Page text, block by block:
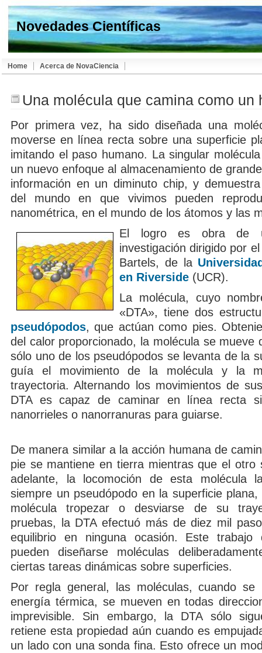
Novedades Científicas
Home Acerca de NovaCiencia
Una molécula que camina como un
Por primera vez, ha sido diseñada una
moverse en línea recta sobre una superficie
imitando el paso humano. La singular
un nuevo enfoque al almacenamiento de
información en un diminuto chip, y
del mundo en que vivimos pueden
nanométrica, en el mundo de los átomos y las
El logro es obra de
investigación dirigido por
Bartels, de la
en Riverside (UCR).
La molécula, cuyo
«DTA», tiene dos
pseudópodos, que actúan como pies.
del calor proporcionado, la molécula se mueve
sólo uno de los pseudópodos se levanta de la
guía el movimiento de la molécula y la
trayectoria. Alternando los movimientos de
DTA es capaz de caminar en línea recta
nanorrieles o nanorranuras para guiarse.
De manera similar a la acción humana de
pie se mantiene en tierra mientras que el otro
adelante, la locomoción de esta molécula
siempre un pseudópodo en la superficie
molécula tropezar o desviarse de su
pruebas, la DTA efectuó más de diez mil
equilibrio en ninguna ocasión. Este trabajo
pueden diseñarse moléculas
ciertas tareas dinámicas sobre superficies.
Por regla general, las moléculas, cuando se
energía térmica, se mueven en todas
imprevisible. Sin embargo, la DTA sólo
retiene esta propiedad aún cuando es
un lado con una sonda fina. Esto ofrece un